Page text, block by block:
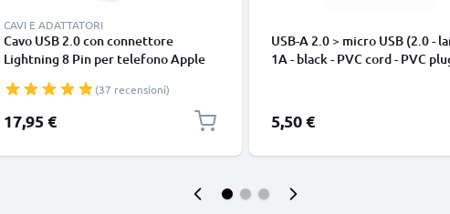
CAVI E ADATTATORI
Cavo USB 2.0 con connettore
Lightning 8 Pin per telefono Apple
SE filo di 1m cavetto dati & ricarica
in bianco per cellulare
(37 recensioni)
17,95 €
USB-A 2.0 > micro USB (2.0 -
1A - black - PVC cord - PVC
5,50 €